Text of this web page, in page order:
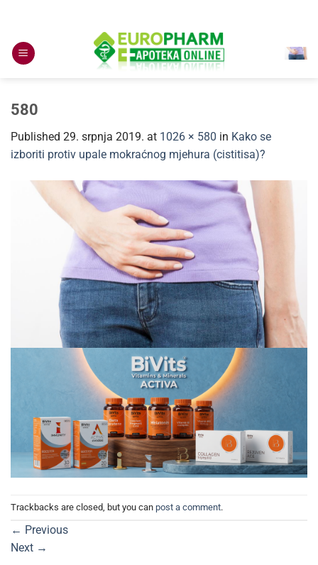
content
580
Published 29. srpnja 2019. at 1026 × 580 in Kako se
izboriti protiv upale mokraćnog mjehura (cistitisa)?
Trackbacks are closed, but you can post a comment.
← Previous
Next →